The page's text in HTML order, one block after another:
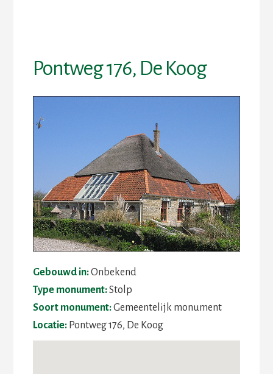
Pontweg 176, De Koog
Gebouwd in:Onbekend
Type monument:Stolp
Soort monument:Gemeentelijk monument
Locatie:Pontweg 176, De Koog